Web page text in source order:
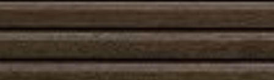
tasoittaa lämpötilan heilahteluja niin piipussa kuin
arkkitehtuurisesti vahvaa kokonaisuutta – sen ulkoasu
muokkautuu joko rustiikiksi kodin keskukseksi tai
hillityksi osaksi modernia sisustusta.’